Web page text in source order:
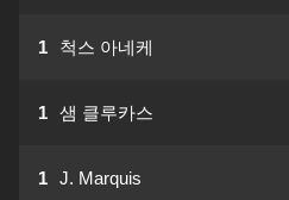
1 척스 아네케
1 샘 클루카스
1 J. Marquis